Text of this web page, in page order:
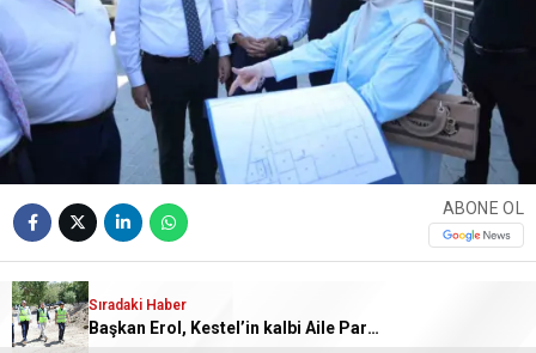
ABONE OL
İnegöl Belediyesi’nin Alanyurt Yunusemre
Mahallesinde yapımına başladığı yüzme havuzunda
Sıradaki Haber
Başkan Erol, Kestel’in kalbi Aile Parkı’ndaki çalışmaları inceledi